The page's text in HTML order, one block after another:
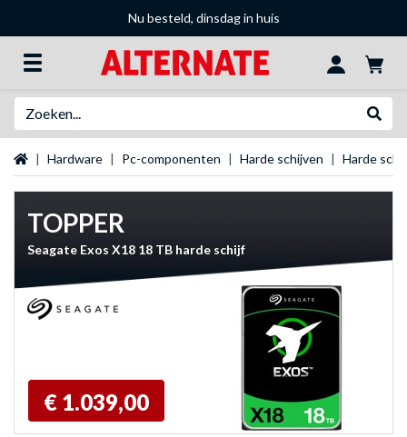
Nu besteld, dinsdag in huis
Startpagina
Hardware Pc-componenten Harde schijven Harde
TOPPER
Seagate Exos X18 18 TB harde schijf
€ 1.039,00